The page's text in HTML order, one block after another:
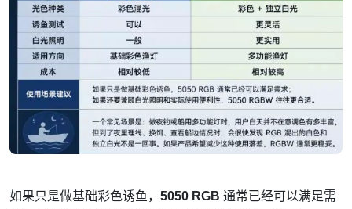
如果只是做基础彩色诱鱼， 5050 RGB 通常已经可以满足需